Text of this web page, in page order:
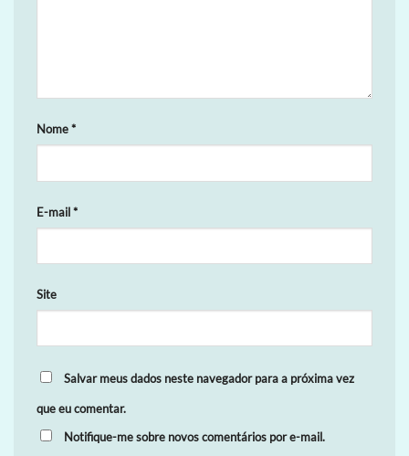
Nome *
E-mail *
Site
Salvar meus dados neste navegador para a próxima vez
que eu comentar.
Notifique-me sobre novos comentários por e-mail.